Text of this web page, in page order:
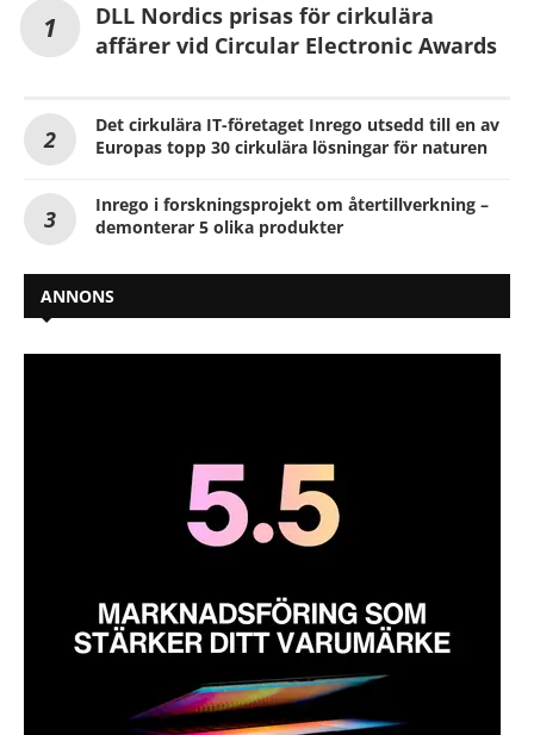
DLL Nordics prisas för cirkulära
affärer vid Circular Electronic Awards
Det cirkulära IT-företaget Inrego utsedd till en av
Europas topp 30 cirkulära lösningar för naturen
Inrego i forskningsprojekt om återtillverkning –
demonterar 5 olika produkter
ANNONS